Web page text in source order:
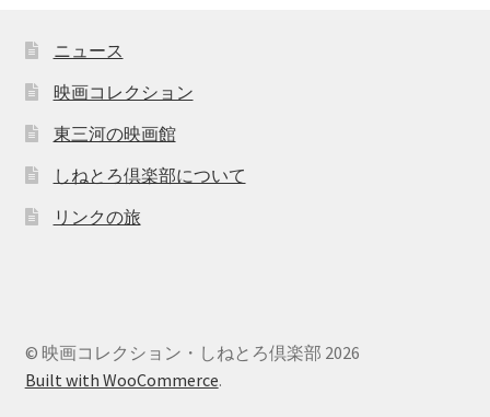
ニュース
映画コレクション
東三河の映画館
しねとろ倶楽部について
リンクの旅
© 映画コレクション・しねとろ倶楽部 2026
Built with WooCommerce.